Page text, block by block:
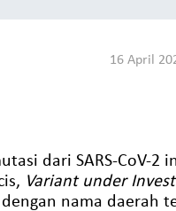
16 April
dari SARS-CoV-2
Variant under
nama daerah